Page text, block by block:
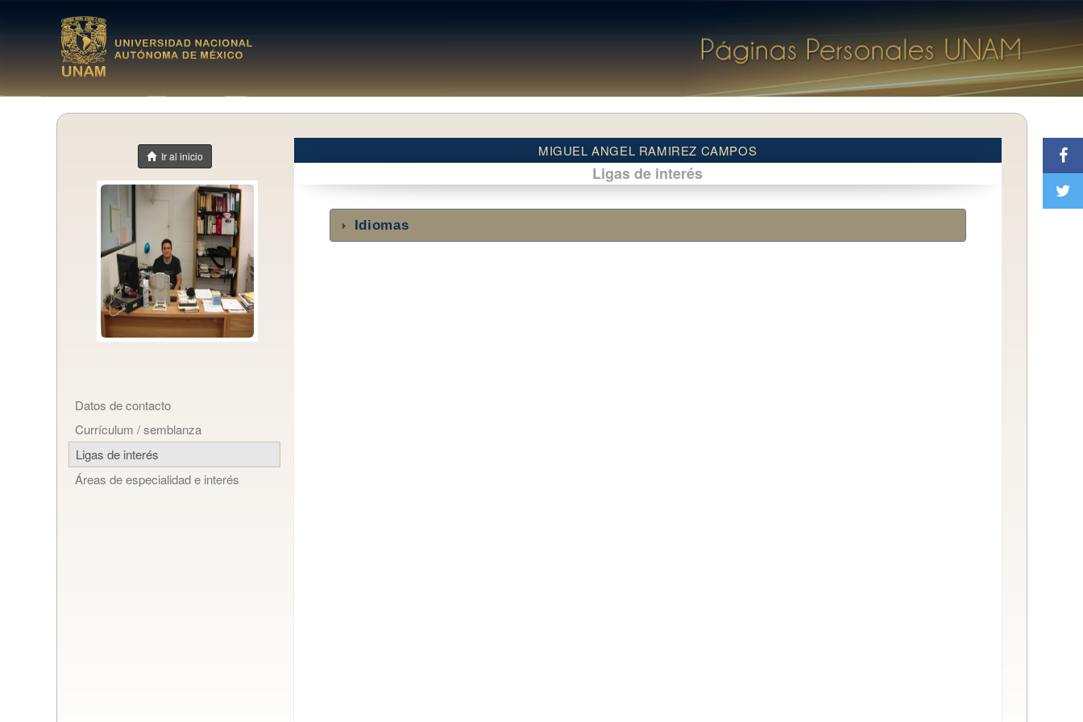
Ir al inicio
Datos de contacto
Currículum / semblanza
Ligas de interés
Áreas de especialidad e interés
MIGUEL ANGEL RAMIREZ CAMPOS
Ligas de interés
Idiomas